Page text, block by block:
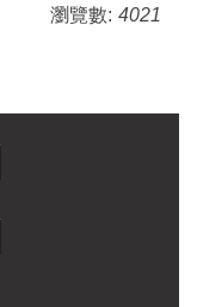
瀏覽數: 4021